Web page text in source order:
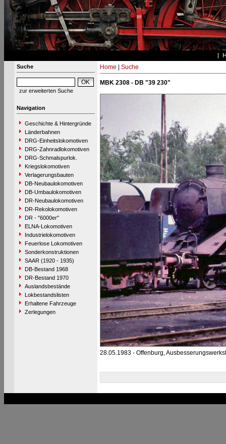
Suche
zur erweiterten Suche
Navigation
Geschichte & Hintergründe
Länderbahnen
DRG-Einheitslokomotiven
DRG-Zahnradlokomotiven
DRG-Schmalspurlok.
Kriegslokomotiven
Verlagerungsbauten
DB-Neubaulokomotiven
DB-Umbaulokomotiven
DR-Neubaulokomotiven
DR-Rekolokomotiven
DR - "6000er"
ELNA-Lokomotiven
Industrielokomotiven
Feuerlose Lokomotiven
Sonderkonstruktionen
SAAR (1920 - 1935)
DB-Bestand 1968
DR-Bestand 1970
Auslandsbestände
Lokbestandslisten
Erhaltene Fahrzeuge
Zerlegungen
Home Suche
MBK 2308 - DB "39 230"
28.05.1983 - Offenburg,